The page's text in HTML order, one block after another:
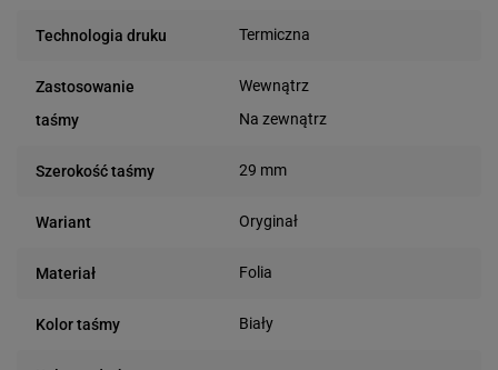
Technologia druku Termiczna
Zastosowanie
taśmy
Wewnątrz
Na zewnątrz
Szerokość taśmy 29 mm
Wariant Oryginał
Materiał Folia
Kolor taśmy Biały